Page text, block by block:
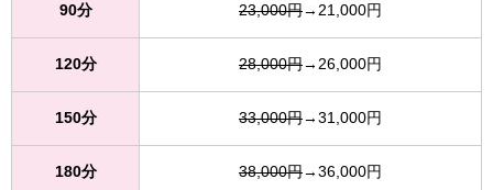
90分 23,000円→21,000円
120分 28,000円→26,000円
150分 33,000円→31,000円
180分 38,000円→36,000円